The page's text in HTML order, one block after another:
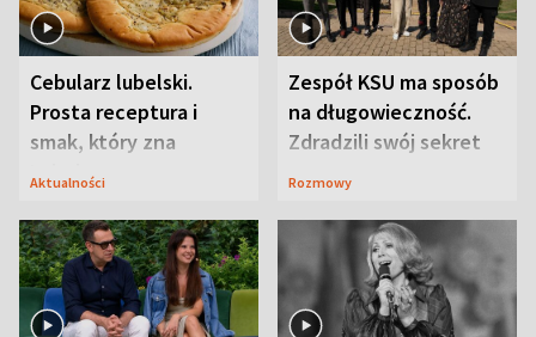
Cebularz lubelski.
Prosta receptura i
smak, który zna
Lubelszczyzna
Aktualności
Zespół KSU ma sposób
na długowieczność.
Zdradzili swój sekret
Rozmowy